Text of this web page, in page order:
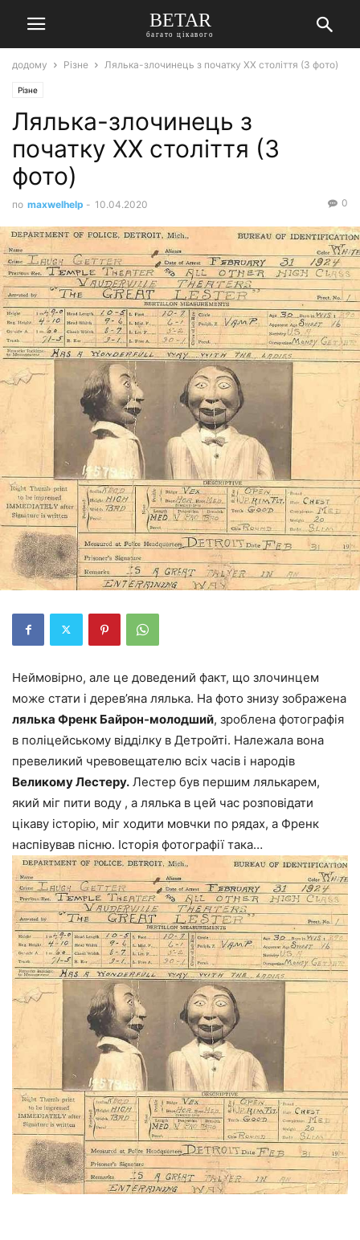
BETAR
багато цікавого
додому Різне Лялька-злочинець з початку XX століття (3 фото)
Різне
Лялька-злочинець з
початку XX століття (3
фото)
по maxwelhelp - 10.04.2020 0
Неймовірно, але це доведений факт, що злочинцем
може стати і дерев’яна лялька. На фото знизу зображена
лялька Френк Байрон-молодший, зроблена фотографія
в поліцейському відділку в Детройті. Належала вона
превеликий чревовещателю всіх часів і народів
Великому Лестеру. Лестер був першим лялькарем,
який міг пити воду , а лялька в цей час розповідати
цікаву історію, міг ходити мовчки по рядах, а Френк
наспівував пісню. Історія фотографії така…